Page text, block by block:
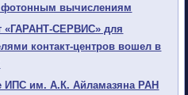
фотонным вычислениям
«ГАРАНТ-СЕРВИС» для
контакт-центров вошел в
ИПС им. А.К. Айламазяна РАН